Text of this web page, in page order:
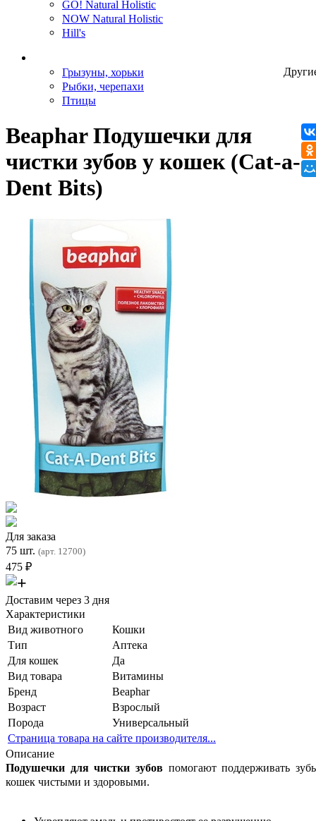
GO! Natural Holistic
NOW Natural Holistic
Hill's
Грызуны, хорьки
Рыбки, черепахи
Птицы
Beaphar Подушечки для
чистки зубов у кошек (Cat-a-
Dent Bits)
Для заказа
75 шт. (арт. 12700)
475 ₽
Доставим через 3 дня
Характеристики
Вид животного
Кошки
Тип
Аптека
Для кошек
Да
Вид товара
Витамины
Бренд
Beaphar
Возраст
Взрослый
Порода
Универсальный
Страница товара на сайте производителя...
Описание
Подушечки для чистки зубов помогают поддерживать
кошек чистыми и здоровыми.